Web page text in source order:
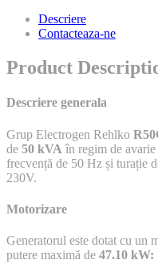
Descriere
Contacteaza-ne
Product
Descriere generala
Grup Electrogen Rehlko
de 50 kVA în regim de avarie
frecvență de 50 Hz și turație
230V.
Motorizare
Generatorul este dotat cu un
putere maximă de 47.10 kW: